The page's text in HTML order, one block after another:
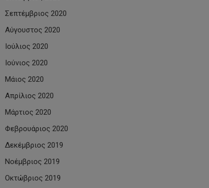
Σεπτέμβριος 2020
Αύγουστος 2020
Ιούλιος 2020
Ιούνιος 2020
Μάιος 2020
Απρίλιος 2020
Μάρτιος 2020
Φεβρουάριος 2020
Δεκέμβριος 2019
Νοέμβριος 2019
Οκτώβριος 2019